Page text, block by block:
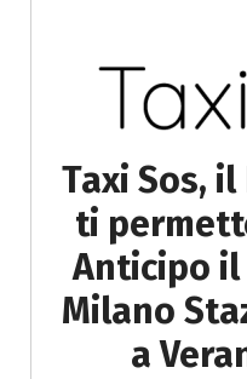
Taxi Sos,
ti
Anticipo il
Milano
a